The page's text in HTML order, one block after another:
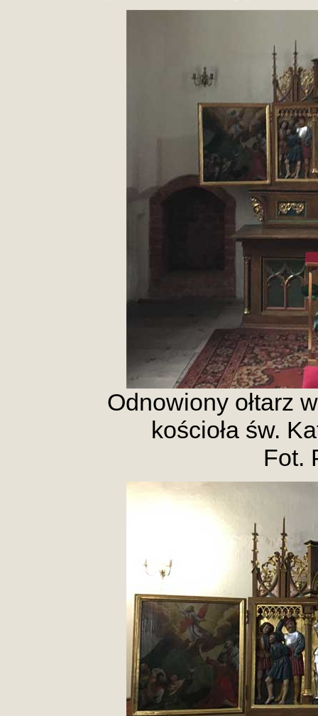
Odnowiony ołtarz
kościoła św.
Fot.